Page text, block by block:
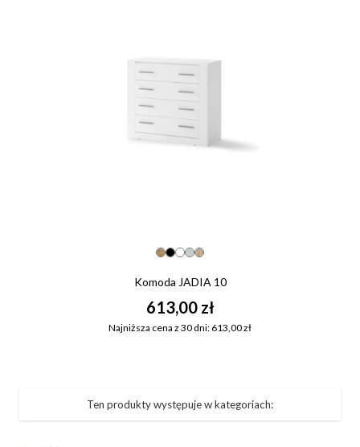
Komoda JADIA 10
613,00 zł
Najniższa cena z 30 dni: 613,00 zł
Ten produkty występuje w kategoriach: